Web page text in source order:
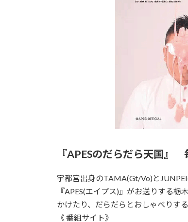
『APESのだらだら天国』
宇都宮出身のTAMA(Gt/Vo)と
『APES(エイプス)』がお送りする
かけたり、だらだらとおしゃべりす
《 番組サイト》